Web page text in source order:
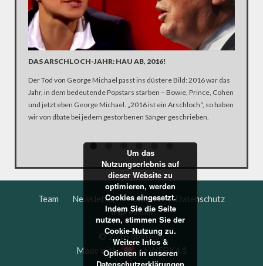
DAS ARSCHLOCH-JAHR: HAU AB, 2016!
Der Tod von George Michael passt ins düstere Bild: 2016 war das
Jahr, in dem bedeutende Popstars starben – Bowie, Prince, Cohen
und jetzt eben George Michael. „2016 ist ein Arschloch“, so haben
wir von dbate bei jedem gestorbenen Sänger geschrieben.
Team Newsletter Kontakt
Datenschutz
Impressum
© 2016 dbate.de
Made with
atWERK4.1
Um das
Nutzungserlebnis auf
dieser Website zu
optimieren, werden
Cookies eingesetzt.
Indem Sie die Seite
nutzen, stimmen Sie der
Cookie-Nutzung zu.
Weitere Infos &
Optionen in unseren